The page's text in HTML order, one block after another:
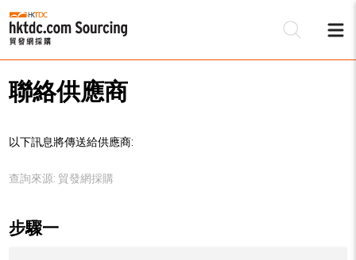
聯絡供應商
以下訊息將傳送給供應商:
查詢來源: 貿發網採購
步驟一